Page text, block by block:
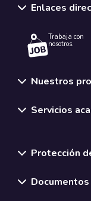
Enlaces
Trabaja con
nosotros.
Nuestros
Servicios
Protección